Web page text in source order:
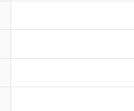
Abbexa